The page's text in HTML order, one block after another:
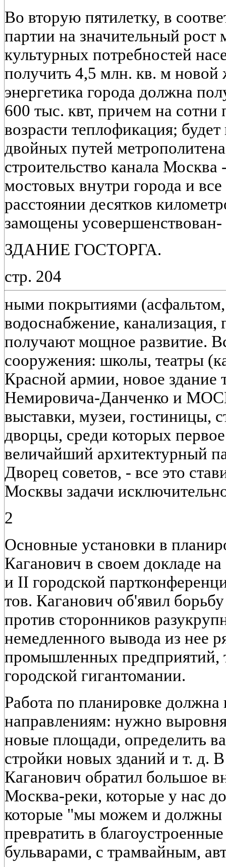
Во вторую пятилетку, в
партии на значительный
культурных потребностей
получить 4,5 млн. кв. м
энергетика города должна
600 тыс. квт, причем на
возрасти теплофикация;
двойных путей
строительство канала
мостовых внутри города и
расстоянии десятков
замощены усовершенствован-
ЗДАНИЕ ГОСТОРГА.
стр. 204
ными покрытиями
водоснабжение, канализация,
получают мощное развитие.
сооружения: школы, театры
Красной армии, новое здание
Немировича-Данченко и
выставки, музеи, гостиницы,
дворцы, среди которых
величайший архитектурный
Дворец советов, - все это
Москвы задачи
2
Основные установки в
Каганович в своем докладе
и II городской
тов. Каганович об'явил
против сторонников
немедленного вывода из нее
промышленных предприятий,
городской гигантомании.
Работа по планировке
направлениям: нужно
новые площади, определить
стройки новых зданий и т. д.
Каганович обратил большое
Москва-реки, которые у нас
которые "мы можем и должны
превратить в
бульварами, с трамвайным,